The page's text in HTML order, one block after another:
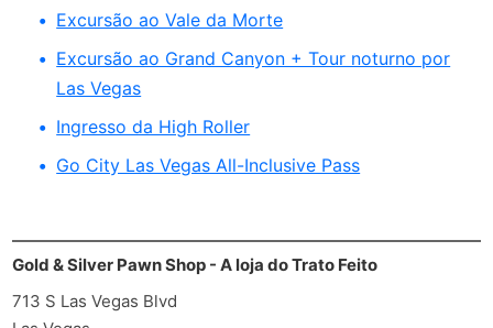
Excursão ao Vale da Morte
Excursão ao Grand Canyon + Tour noturno por
Las Vegas
Ingresso da High Roller
Go City Las Vegas All-Inclusive Pass
Gold & Silver Pawn Shop - A loja do Trato Feito
713 S Las Vegas Blvd